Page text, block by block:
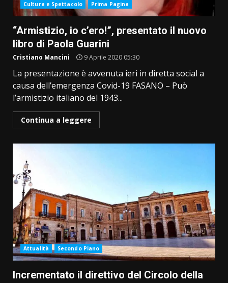
Cultura e Spettacolo Prima Pagina
“Armistizio, io c’ero!”, presentato il nuovo
libro di Paola Guarini
Cristiano Mancini 9 Aprile 2020 05:30
La presentazione è avvenuta ieri in diretta social a
causa dell’emergenza Covid-19 FASANO – Può
l’armistizio italiano del 1943...
Continua a leggere
Attualità Secondo Piano
Incrementato il direttivo del Circolo della